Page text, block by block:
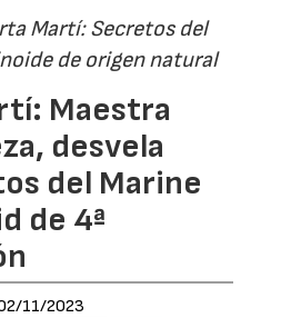
Martí: Secretos del
de origen natural
Maestra
desvela
del Marine
de 4ª
11/2023